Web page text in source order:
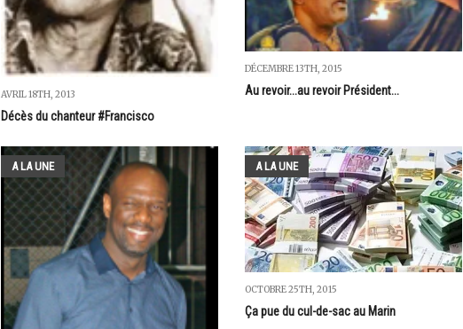
AVRIL 18TH, 2013
Décès du chanteur #Francisco
DÉCEMBRE 13TH, 2015
Au revoir...au revoir Président...
A LA UNE A LA UNE
OCTOBRE 25TH, 2015
Ça pue du cul-de-sac au Marin